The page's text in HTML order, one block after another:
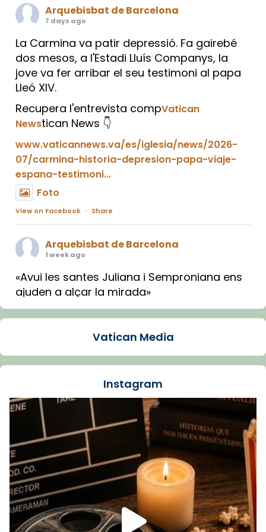
Arquebisbat de Barcelona
7 days ago
La Carmina va patir depressió. Fa gairebé
dos mesos, a l'Estadi Lluís Companys, la
jove va fer arribar el seu testimoni al papa
Lleó XIV.
Recupera l'entrevista compVatican
Newstican News 👇
www.vaticannews.va/es/iglesia/news/2026-
07/carmina-historia-depresion-papa-viaje-
espana-testimoni...
Foto
View on Facebook · Share
Arquebisbat de Barcelona
1 week ago
«Avui les santes Juliana i Semproniana ens
ajuden a alçar la mirada»
Mons. Sergi Gordo, bisbe de Tortosa, ha
Santes de Mataró.
🔗tinyurl.com/cvu5jmbk
Foto
View on Facebook Share
Arquebisbat de Barcelonais at Catedral
de Barcelona.
1 week ago
Aquest dilluns, 27 de juliol, ha tingut lloc la
missa d’acció de gràcies en agraïment al
comitè organitzador de la visita apostòlica
Vatican Media
Instagram